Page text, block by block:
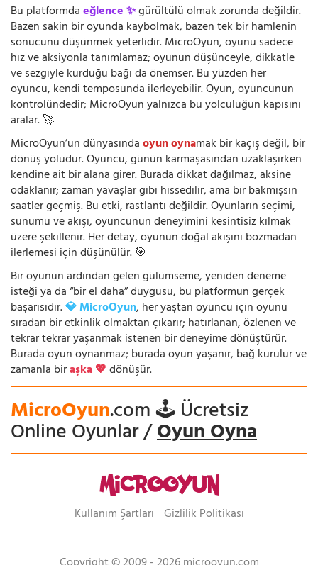
Bu platformdaeğlence ✨gürültülü olmak zorunda değildir.
Bazen sakin bir oyunda kaybolmak, bazen tek bir hamlenin
sonucunu düşünmek yeterlidir. MicroOyun, oyunu sadece
hız ve aksiyonla tanımlamaz; oyunun düşünceyle, dikkatle
ve sezgiyle kurduğu bağı da önemser. Bu yüzden her
oyuncu, kendi temposunda ilerleyebilir. Oyun, oyuncunun
kontrolündedir; MicroOyun yalnızca bu yolculuğun kapısını
aralar. 🚀
MicroOyun’un dünyasındaoyun oynamak bir kaçış değil, bir
dönüş yoludur. Oyuncu, günün karmaşasından uzaklaşırken
kendine ait bir alana girer. Burada dikkat dağılmaz, aksine
odaklanır; zaman yavaşlar gibi hissedilir, ama bir bakmışsın
saatler geçmiş. Bu etki, rastlantı değildir. Oyunların seçimi,
sunumu ve akışı, oyuncunun deneyimini kesintisiz kılmak
üzere şekillenir. Her detay, oyunun doğal akışını bozmadan
ilerlemesi için düşünülür. 🎯
Bir oyunun ardından gelen gülümseme, yeniden deneme
isteği ya da “bir el daha” duygusu, bu platformun gerçek
başarısıdır.💎 MicroOyun, her yaştan oyuncu için oyunu
sıradan bir etkinlik olmaktan çıkarır; hatırlanan, özlenen ve
tekrar tekrar yaşanmak istenen bir deneyime dönüştürür.
Burada oyun oynanmaz; burada oyun yaşanır, bağ kurulur ve
zamanla biraşka 💖dönüşür.
MicroOyun.com 🕹️ Ücretsiz
Online Oyunlar /Oyun Oyna
Kullanım Şartları Gizlilik Politikası